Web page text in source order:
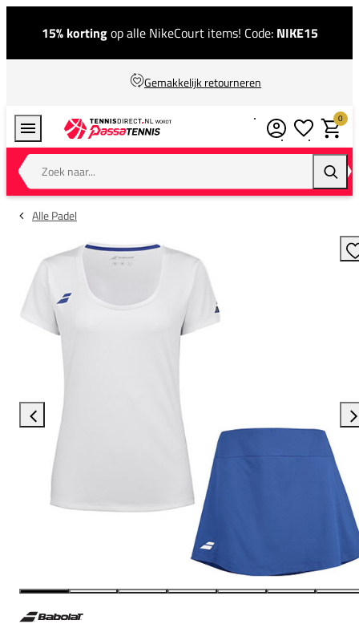
15% kortingop alle NikeCourt items! Code: NIKE15
Gemakkelijk retourneren
Zoek naar...
0
Alle Padel